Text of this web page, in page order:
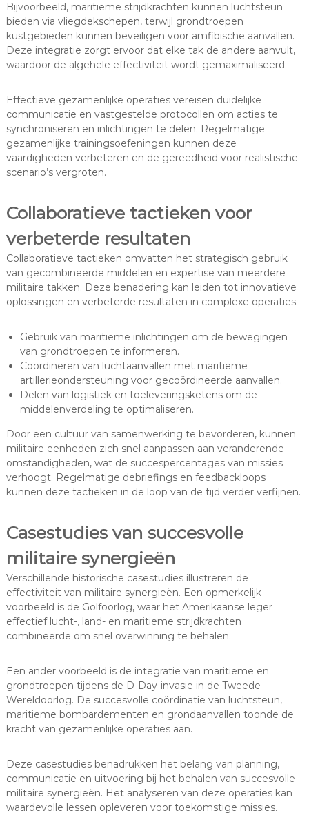
Bijvoorbeeld, maritieme strijdkrachten kunnen luchtsteun
bieden via vliegdekschepen, terwijl grondtroepen
kustgebieden kunnen beveiligen voor amfibische aanvallen.
Deze integratie zorgt ervoor dat elke tak de andere aanvult,
waardoor de algehele effectiviteit wordt gemaximaliseerd.
Effectieve gezamenlijke operaties vereisen duidelijke
communicatie en vastgestelde protocollen om acties te
synchroniseren en inlichtingen te delen. Regelmatige
gezamenlijke trainingsoefeningen kunnen deze
vaardigheden verbeteren en de gereedheid voor realistische
scenario’s vergroten.
Collaboratieve tactieken voor
verbeterde resultaten
Collaboratieve tactieken omvatten het strategisch gebruik
van gecombineerde middelen en expertise van meerdere
militaire takken. Deze benadering kan leiden tot innovatieve
oplossingen en verbeterde resultaten in complexe operaties.
Gebruik van maritieme inlichtingen om de bewegingen
van grondtroepen te informeren.
Coördineren van luchtaanvallen met maritieme
artillerieondersteuning voor gecoördineerde aanvallen.
Delen van logistiek en toeleveringsketens om de
middelenverdeling te optimaliseren.
Door een cultuur van samenwerking te bevorderen, kunnen
militaire eenheden zich snel aanpassen aan veranderende
omstandigheden, wat de succespercentages van missies
verhoogt. Regelmatige debriefings en feedbackloops
kunnen deze tactieken in de loop van de tijd verder verfijnen.
Casestudies van succesvolle
militaire synergieën
Verschillende historische casestudies illustreren de
effectiviteit van militaire synergieën. Een opmerkelijk
voorbeeld is de Golfoorlog, waar het Amerikaanse leger
effectief lucht-, land- en maritieme strijdkrachten
combineerde om snel overwinning te behalen.
Een ander voorbeeld is de integratie van maritieme en
grondtroepen tijdens de D-Day-invasie in de Tweede
Wereldoorlog. De succesvolle coördinatie van luchtsteun,
maritieme bombardementen en grondaanvallen toonde de
kracht van gezamenlijke operaties aan.
Deze casestudies benadrukken het belang van planning,
communicatie en uitvoering bij het behalen van succesvolle
militaire synergieën. Het analyseren van deze operaties kan
waardevolle lessen opleveren voor toekomstige missies.